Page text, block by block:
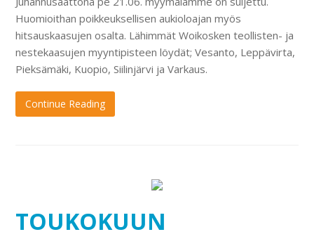
Huomioithan poikkeuksellisen aukioloajan myös
hitsauskaasujen osalta. Lähimmät Woikosken teollisten- ja
nestekaasujen myyntipisteen löydät; Vesanto, Leppävirta,
Pieksämäki, Kuopio, Siilinjärvi ja Varkaus.
Continue Reading
TOUKOKUUN